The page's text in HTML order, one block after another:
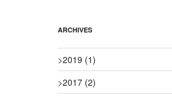
ARCHIVES
>2019 (1)
>2017 (2)